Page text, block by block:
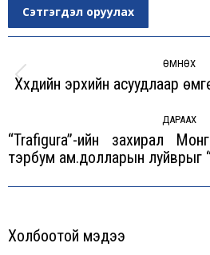
Сэтгэгдэл оруулах
navigation
ӨМНӨХ
Хүүхдийн эрхийн асуудлаар
ДАРААХ
Next
post:
“Trafigura”-ийн захирал
тэрбум ам.долларын луйврыг
Холбоотой мэдээ